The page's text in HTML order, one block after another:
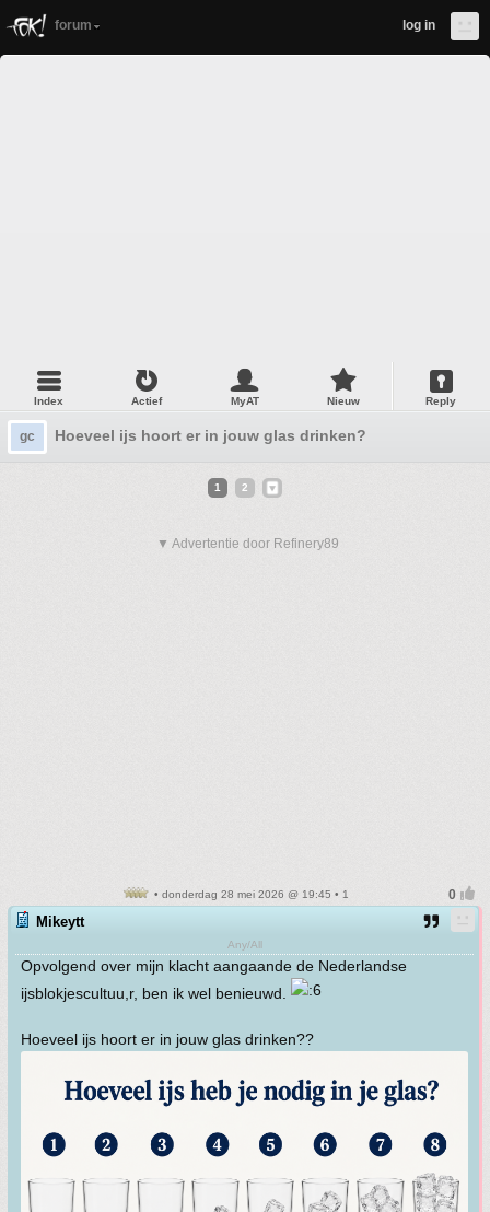
forum log in
Index Actief MyAT Nieuw Reply
gc Hoeveel ijs hoort er in jouw glas drinken?
1 2
▼ Advertentie door Refinery89
• donderdag 28 mei 2026 @ 19:45 • 1
Mikeytt
Any/All
Opvolgend over mijn klacht aangaande de Nederlandse
ijsblokjescultuu,r, ben ik wel benieuwd.
Hoeveel ijs hoort er in jouw glas drinken??